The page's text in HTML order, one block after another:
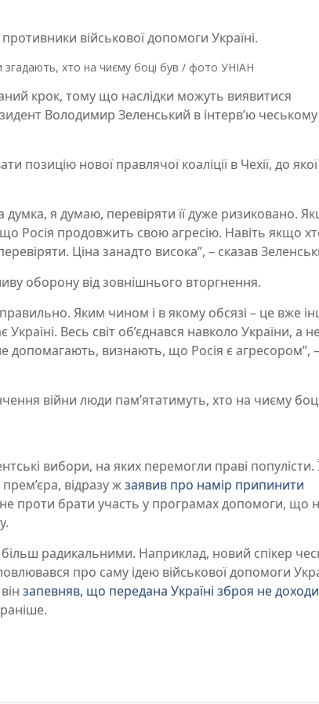
військової допомоги Україні.
згадають, хто на чиєму боці був / фото УНІАН
крок, тому що наслідки можуть виявитися
Володимир Зеленський в інтерв’ю чеському
позицію нової правлячої коаліції в Чехії, до якої
думка, я думаю, перевіряти її дуже ризиковано.
Росія продовжить свою агресію. Навіть якщо
Ціна занадто висока”, – сказав
оборону від зовнішнього вторгнення.
Яким чином і в якому обсязі – це вже
Весь світ об’єднався навколо України, а
не допомагають, визнають, що Росія є агресором”, –
війни люди пам’ятатимуть, хто на чиєму
вибори, на яких перемогли праві популісти.
відразу жзаявив про намір припинити
проти брати участь у програмах допомоги, що
радикальними. Наприклад, новий спікер
про саму ідею військової допомоги
запевняв, що передана Україні зброя не